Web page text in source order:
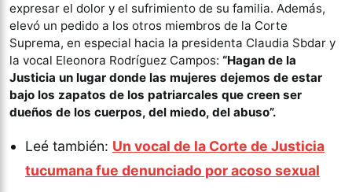
expresar el dolor y el sufrimiento de su familia. Además,
elevó un pedido a los otros miembros de la Corte
Suprema, en especial hacia la presidenta Claudia Sbdar y
la vocal Eleonora Rodríguez Campos: “Hagan de la
Justicia un lugar donde las mujeres dejemos de estar
bajo los zapatos de los patriarcales que creen ser
dueños de los cuerpos, del miedo, del abuso”.
Leé también: Un vocal de la Corte de Justicia
tucumana fue denunciado por acoso sexual